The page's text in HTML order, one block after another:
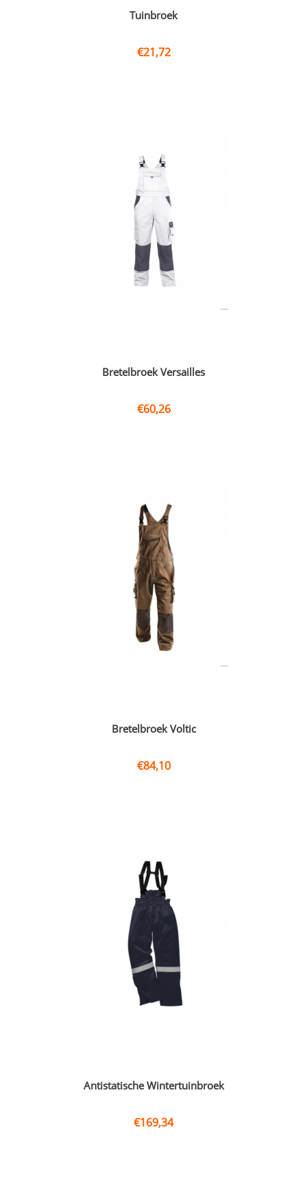
Tuinbroek
€21,72
Bretelbroek Versailles
€60,26
Bretelbroek Voltic
€84,10
Antistatische Wintertuinbroek
€169,34